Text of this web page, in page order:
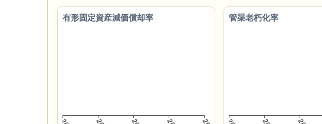
有形固定資産減価償却率 管渠老朽化率